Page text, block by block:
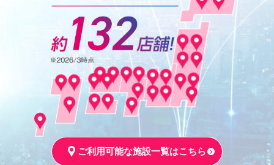
ご利用可能な施設一覧はこちら